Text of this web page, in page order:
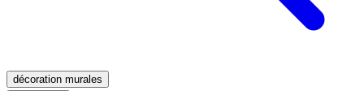
décoration murales